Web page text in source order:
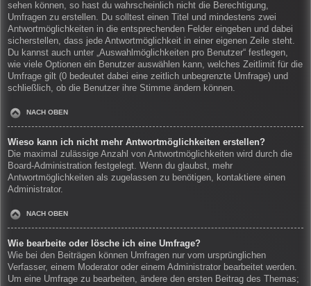
sehen können, so hast du wahrscheinlich nicht die Berechtigung,
Umfragen zu erstellen. Du solltest einen Titel und mindestens zwei
Antwortmöglichkeiten in die entsprechenden Felder eingeben und dabei
sicherstellen, dass jede Antwortmöglichkeit in einer eigenen Zeile steht.
Du kannst auch unter „Auswahlmöglichkeiten pro Benutzer“ festlegen,
wie viele Optionen ein Benutzer auswählen kann, welches Zeitlimit für die
Umfrage gilt (0 bedeutet dabei eine zeitlich unbegrenzte Umfrage) und
schließlich, ob die Benutzer ihre Stimme ändern können.
NACH OBEN
Wieso kann ich nicht mehr Antwortmöglichkeiten erstellen?
Die maximal zulässige Anzahl von Antwortmöglichkeiten wird durch die
Board-Administration festgelegt. Wenn du glaubst, mehr
Antwortmöglichkeiten als zugelassen zu benötigen, kontaktiere einen
Administrator.
NACH OBEN
Wie bearbeite oder lösche ich eine Umfrage?
Wie bei den Beiträgen können Umfragen nur vom ursprünglichen
Verfasser, einem Moderator oder einem Administrator bearbeitet werden.
Um eine Umfrage zu bearbeiten, ändere den ersten Beitrag des Themas;